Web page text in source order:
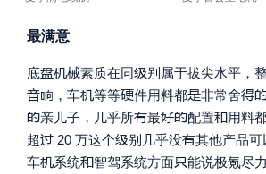
最满意
底械素质在同别属于拔尖水平，
 ，车等等件用料都非常舍
亲儿子，几乎所最配置用料
超 20 万这个别几乎没其他产品可
车系统智驾系统方面能说极氪尽力